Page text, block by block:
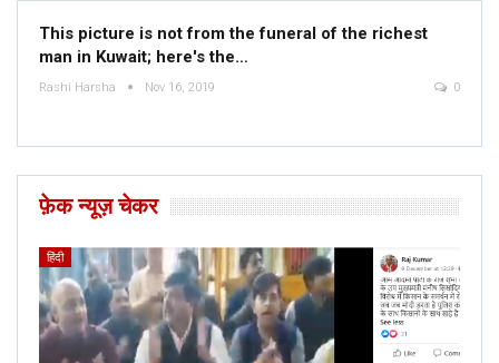
This picture is not from the funeral of the richest
man in Kuwait; here's the…
Rashi Harsha Nov 16, 2019 0
फ़ेक न्यूज़ चेकर
हिंदी